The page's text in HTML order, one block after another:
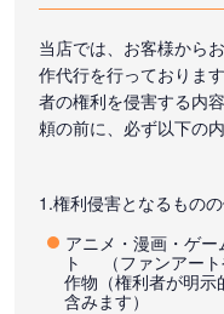
当店では、お客様から
作代行を行っておりま
者の権利を侵害する内
頼の前に、必ず以下の
1.権利侵害となるもの
アニメ・漫画・ゲ
ト （ファンアート
作物（権利者が明示
含みます）